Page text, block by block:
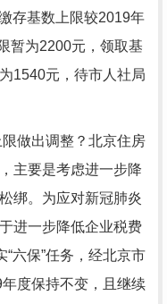
存基数上限较2019年
暂为2200元，领取基
1540元，待市人社局
做出调整？北京住房
主要是考虑进一步降
绑。为应对新冠肺炎
进一步降低企业税费
“六保”任务，经北京市
度保持不变，且继续